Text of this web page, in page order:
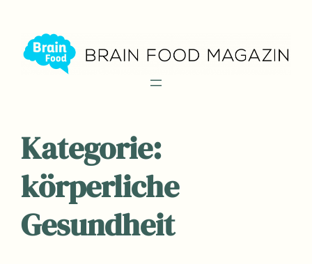
Inhalt
springen
Kategorie:
körperliche
Gesundheit